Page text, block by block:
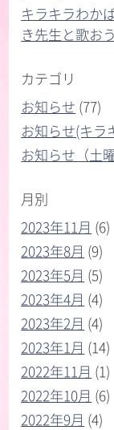
キラキラわか
き先生と歌おう
カテゴリ
お知らせ (77)
お知らせ(キラ
お知らせ（土
月別
2023年11月 (6)
2023年8月 (9)
2023年5月 (5)
2023年4月 (4)
2023年2月 (4)
2023年1月 (14)
2022年11月 (1)
2022年10月 (6)
2022年9月 (4)